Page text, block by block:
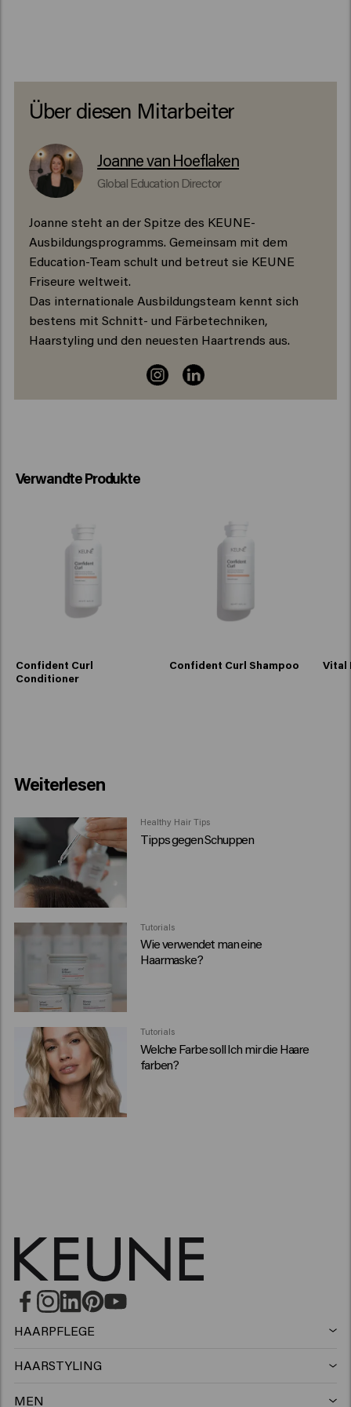
Über diesen Mitarbeiter
Joanne van Hoeflaken
Global Education Director
Joanne steht an der Spitze des KEUNE-
Ausbildungsprogramms. Gemeinsam mit dem
Education-Team schult und betreut sie KEUNE
Friseure weltweit.
Das internationale Ausbildungsteam kennt sich
bestens mit Schnitt- und Färbetechniken,
Haarstyling und den neuesten Haartrends aus.
Verwandte Produkte
Confident Curl
Conditioner
Confident Curl Shampoo Vital
Weiterlesen
Healthy Hair Tips
Tipps gegen Schuppen
Tutorials
Wie verwendet man eine
Haarmaske?
Tutorials
Welche Farbe soll Ich mir die Haare
farben?
HAARPFLEGE
HAARSTYLING
MEN